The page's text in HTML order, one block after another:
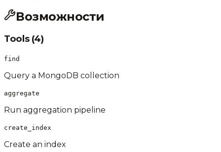
Возможности
Tools (4)
find
Query a MongoDB collection
aggregate
Run aggregation pipeline
create_index
Create an index